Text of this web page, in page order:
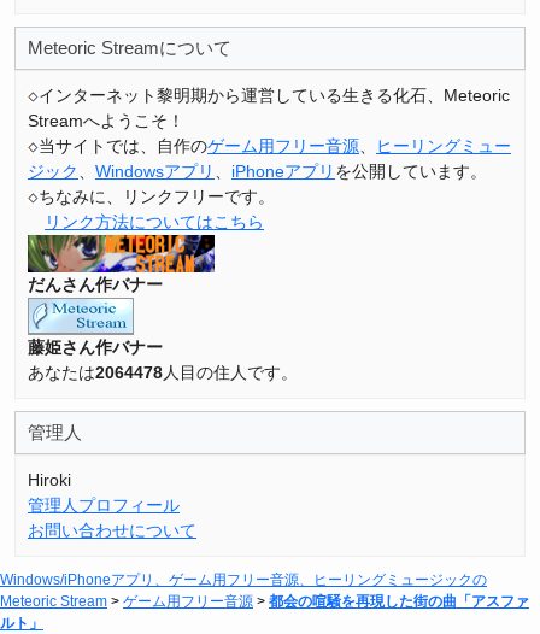
Meteoric Streamについて
インターネット黎明期から運営している生きる化石、Meteoric
Streamへようこそ！
当サイトでは、自作のゲーム用フリー音源、
ヒーリングミュー
ジック、 Windowsアプリ 、 iPhoneアプリ を公開しています。
ちなみに、リンクフリーです。
リンク方法についてはこちら
だんさん作バナー
藤姫さん作バナー
あなたは2064478人目の住人です。
管理人
Hiroki
管理人プロフィール
お問い合わせについて
Windows/iPhoneアプリ、ゲーム用フリー音源、ヒーリングミュージックの
Meteoric Stream > ゲーム用フリー音源 > 都会の喧騒を再現した街の曲「アスファ
ルト」